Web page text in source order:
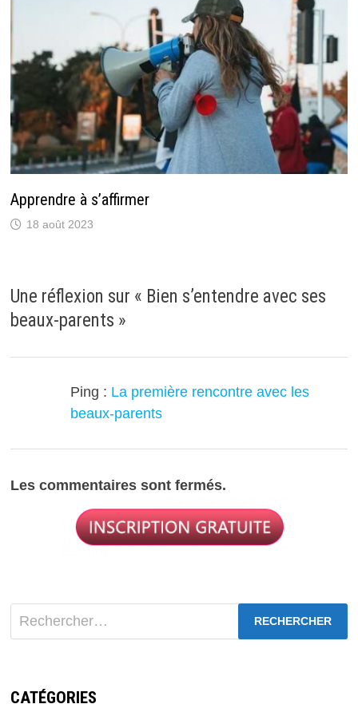
Apprendre à s’affirmer
18 août 2023
Une réflexion sur « Bien s’entendre avec ses
beaux-parents »
Ping : La première rencontre avec les
beaux-parents
Les commentaires sont fermés.
Rechercher :
CATÉGORIES